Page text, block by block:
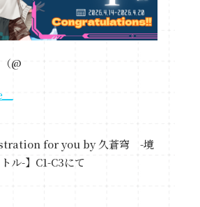
@
for you by 久蒼穹 -境
ル-】C1-C3にて